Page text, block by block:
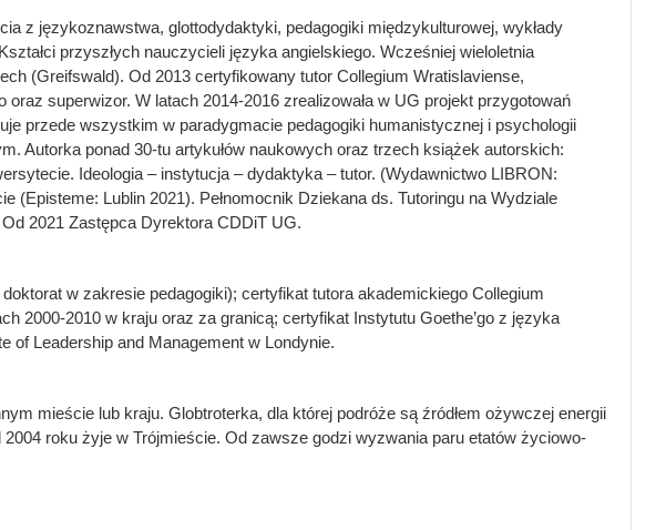
z językoznawstwa, glottodydaktyki, pedagogiki międzykulturowej, wykłady
przyszłych nauczycieli języka angielskiego. Wcześniej wieloletnia
(Greifswald). Od 2013 certyfikowany tutor Collegium Wratislaviense,
superwizor. W latach 2014-2016 zrealizowała w UG projekt przygotowań
przede wszystkim w paradygmacie pedagogiki humanistycznej i psychologii
Autorka ponad 30-tu artykułów naukowych oraz trzech książek autorskich:
Ideologia – instytucja – dydaktyka – tutor. (Wydawnictwo LIBRON:
Lublin 2021). Pełnomocnik Dziekana ds. Tutoringu na Wydziale
2021 Zastępca Dyrektora CDDiT UG.
w zakresie pedagogiki); certyfikat tutora akademickiego Collegium
2000-2010 w kraju oraz za granicą; certyfikat Instytutu Goethe’go z języka
of Leadership and Management w Londynie.
mieście lub kraju. Globtroterka, dla której podróże są źródłem ożywczej energii
roku żyje w Trójmieście. Od zawsze godzi wyzwania paru etatów życiowo-